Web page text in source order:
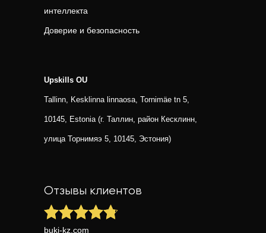
интеллекта
Доверие и безопасность
Upskills OU
Tallinn, Kesklinna linnaosa, Tornimäe tn 5,
10145, Estonia (г. Таллин, район Кесклинн,
улица Торнимяэ 5, 10145, Эстония)
Отзывы клиентов
buki-kz.com